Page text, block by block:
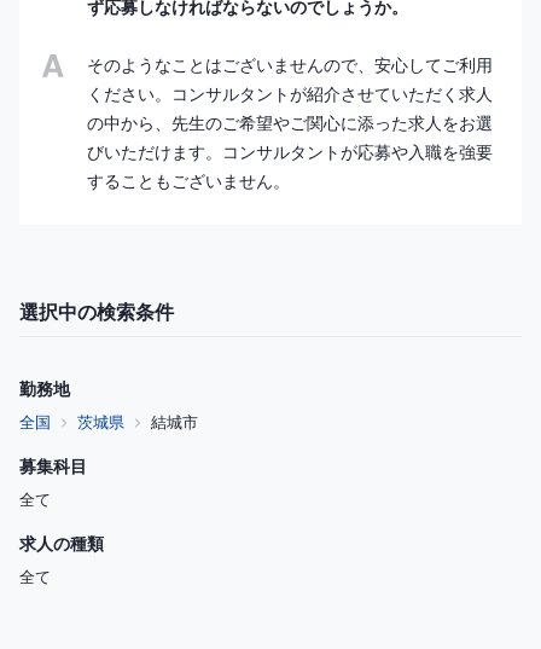
ず応募しなければならないのでしょうか。
そのようなことはございませんので、安心してご利用
ください。コンサルタントが紹介させていただく求人
の中から、先生のご希望やご関心に添った求人をお選
びいただけます。コンサルタントが応募や入職を強要
することもございません。
選択中の検索条件
勤務地
全国 茨城県 結城市
募集科目
全て
求人の種類
全て